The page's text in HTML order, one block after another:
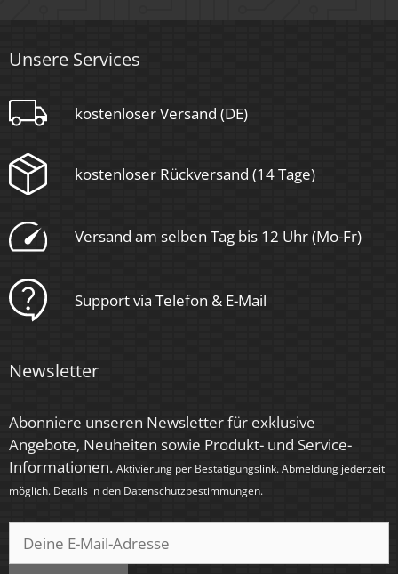
Schaltzyklen
Anlaufzeit
< 1,00 Sek.
Zündzeit
< 0,5 Sek.
< 6 SDCM
Luxvenum
Herstellergarantie
6 Jahre
Unsere Services
kostenloser Versand (DE)
kostenloser Rückversand (14 Tage)
Versand am selben Tag bis 12 Uhr (Mo-Fr)
Support via Telefon & E-Mail
Newsletter
Abonniere unseren Newsletter für exklusive
Angebote, Neuheiten sowie Produkt- und Service-
Informationen. Aktivierung per Bestätigungslink. Abmeldung jederzeit
möglich. Details in den Datenschutzbestimmungen.